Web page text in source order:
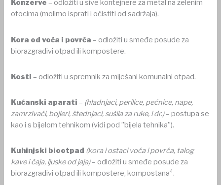
Konzerve– odložiti u sive kontejnere za metal na zelenim
otocima (molimo isprati i očistiti od sadržaja).
Kora od voća i povrća – odložiti u smeđe posude za
biorazgradivi otpad ili kompostere.
Kosti– odložiti u spremnik za miješani komunalni otpad.
Kućanski aparati – (hladnjaci, perilice, pećnice, nape,
zamrzivači, bojleri, štednjaci, sušila za ruke, i dr.)– postupa se
kao i s bijelom tehnikom (vidi pod ”bijela tehnika”).
Kuhinjski biootpad (kora i ostaci voća i povrća, talog
kave i čaja, ljuske od jaja)– odložiti u smeđe posude za
biorazgradivi otpad ili kompostere, kompostana4.